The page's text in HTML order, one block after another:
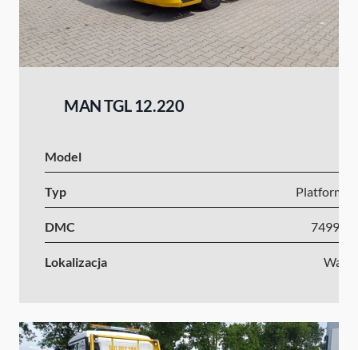
MAN TGL 12.220
Model
Typ Platforma
DMC 7499-
Lokalizacja